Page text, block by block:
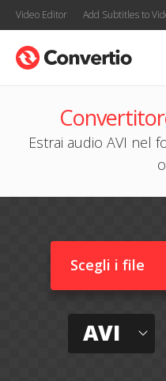
Video Editor Add Subtitles to
Estrai audio AVI nel
Scegli i file
AVI